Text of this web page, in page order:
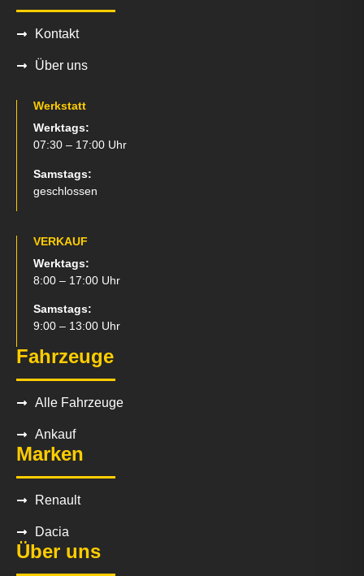
Kontakt
Über uns
Werkstatt
Werktags:
07:30 – 17:00 Uhr
Samstags:
geschlossen
VERKAUF
Werktags:
8:00 – 17:00 Uhr
Samstags:
9:00 – 13:00 Uhr
Fahrzeuge
Alle Fahrzeuge
Ankauf
Marken
Renault
Dacia
Über uns